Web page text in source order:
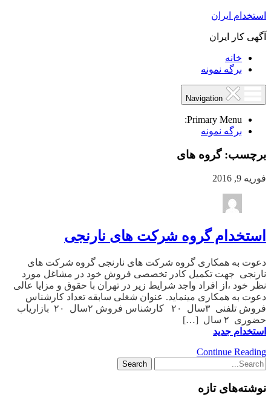
استخدام ایران
آگهی کار ایران
خانه
برگه نمونه
Primary Menu:
برگه نمونه
برچسب:گروه های
فوریه 9, 2016
استخدام گروه شرکت های نارنجی
دعوت به همکاری گروه شرکت های نارنجی گروه شرکت های
نارنجی جهت تکمیل کادر تخصصی فروش خود در مشاغل مورد
نظر خود ،از افراد واجد شرایط زیر در تهران با حقوق و مزایا عالی
دعوت به همکاری مینماید. عنوان شغلی سابقه تعداد کارشناس
فروش تلفنی ۳سال ۲۰ کارشناس فروش ۲سال ۲۰ بازاریاب
حضوری ۲ سال […]
استخدام جدید
Continue Reading
نوشته‌های تازه